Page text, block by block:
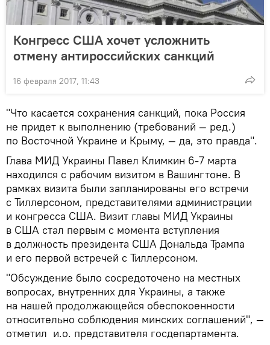
Конгресс США хочет усложнить
отмену антироссийских санкций
16 февраля 2017, 11:43
"Что касается сохранения санкций, пока Россия
не придет к выполнению (требований — ред.)
по Восточной Украине и Крыму, — да, это правда".
Глава МИД Украины Павел Климкин 6-7 марта
находился с рабочим визитом в Вашингтоне. В
рамках визита были запланированы его встречи
с Тиллерсоном, представителями администрации
и конгресса США. Визит главы МИД Украины
в США стал первым с момента вступления
в должность президента США Дональда Трампа
и его первой встречей с Тиллерсоном.
"Обсуждение было сосредоточено на местных
вопросах, внутренних для Украины, а также
на нашей продолжающейся обеспокоенности
относительно соблюдения минских соглашений", —
отметил и.о. представителя госдепартамента.